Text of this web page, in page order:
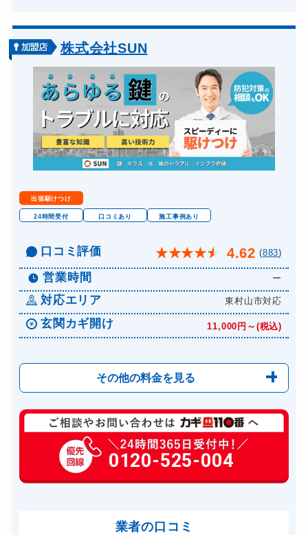
株式会社SUN
出張駆けつけ
24時間受付 口コミあり 施工事例あり
口コミ評価 ★★★★★ 4.62 (883)
営業時間 ー
対応エリア 東村山市対応
玄関カギ開け 11,000円～(税込)
その他の料金を見る
玄関カギ修理 6,600円～(税込)
玄関カギ作成 14,300円～(税込)
玄関カギ交換 14,300円～(税込)
バイクカギ開け
0120-525-004
業者の口コミ